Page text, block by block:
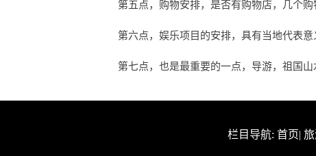
第五点，购物安排，是否有购物店，几个购
第六点，娱乐项目的安排，具有当地代表
第七点，也是最重要的一点，导游，祖国
栏目导航: 首页|